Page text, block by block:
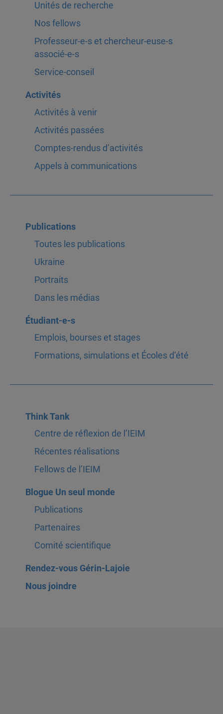
Unités de recherche
Nos fellows
Professeur-e-s et chercheur-euse-s
associé-e-s
Service-conseil
Activités
Activités à venir
Activités passées
Comptes-rendus d’activités
Appels à communications
Publications
Toutes les publications
Ukraine
Portraits
Dans les médias
Étudiant-e-s
Emplois, bourses et stages
Formations, simulations et Écoles d’été
Think Tank
Centre de réflexion de l’IEIM
Récentes réalisations
Fellows de l’IEIM
Blogue Un seul monde
Publications
Partenaires
Comité scientifique
Rendez-vous Gérin-Lajoie
Nous joindre